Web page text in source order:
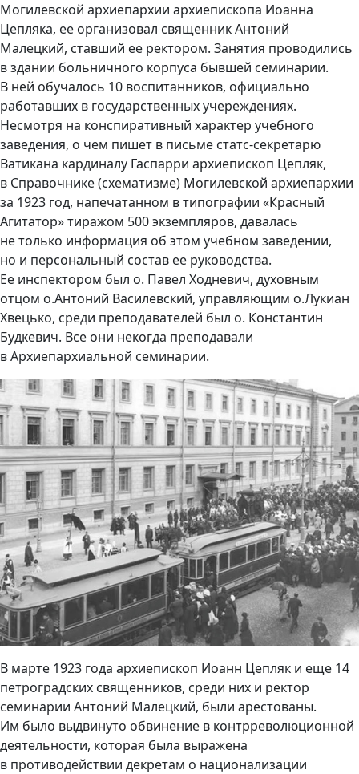
Могилевской архиепархии архиепископа Иоанна
Цепляка, ее организовал священник Антоний
Малецкий, ставший ее ректором. Занятия проводились
в здании больничного корпуса бывшей семинарии.
В ней обучалось 10 воспитанников, официально
работавших в государственных учереждениях.
Несмотря на конспиративный характер учебного
заведения, о чем пишет в письме статс-секретарю
Ватикана кардиналу Гаспарри архиепископ Цепляк,
в Справочнике (схематизме) Могилевской архиепархии
за 1923 год, напечатанном в типографии «Красный
Агитатор» тиражом 500 экземпляров, давалась
не только информация об этом учебном заведении,
но и персональный состав ее руководства.
Ее инспектором был о. Павел Ходневич, духовным
отцом о.Антоний Василевский, управляющим о.Лукиан
Хвецько, среди преподавателей был о. Константин
Будкевич. Все они некогда преподавали
в Архиепархиальной семинарии.
В марте 1923 года архиепископ Иоанн Цепляк и еще 14
петроградских священников, среди них и ректор
семинарии Антоний Малецкий, были арестованы.
Им было выдвинуто обвинение в контрреволюционной
деятельности, которая была выражена
в противодействии декретам о национализации